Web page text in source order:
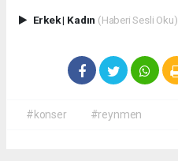
Erkek| Kadın (Haberi Sesli Oku)
#konser #reynmen